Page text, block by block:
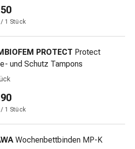
1 Stück
PROTECT Protect
und Schutz Tampons
1 Stück
Wochenbettbinden MP-K